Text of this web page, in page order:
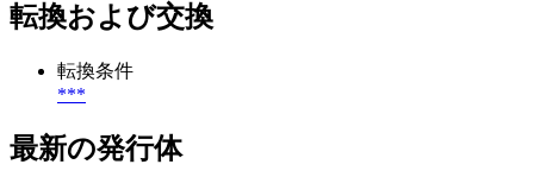
転換および交換
転換条件
***
最新の発行体